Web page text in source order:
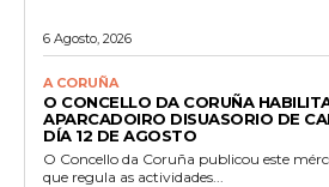
6 Agosto, 2026
A CORUÑA
O CONCELLO DA CORUÑA
APARCADOIRO DISUASORIO DE
DÍA 12 DE AGOSTO
O Concello da Coruña publicou este
que regula as actividades...